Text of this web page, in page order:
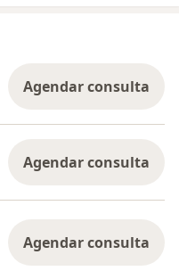
Agendar consulta
Agendar consulta
Agendar consulta